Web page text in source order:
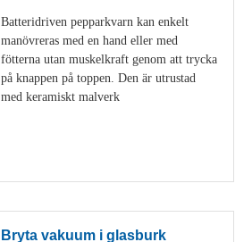
Batteridriven pepparkvarn kan enkelt
manövreras med en hand eller med
fötterna utan muskelkraft genom att trycka
på knappen på toppen. Den är utrustad
med keramiskt malverk
Bryta vakuum i glasburk